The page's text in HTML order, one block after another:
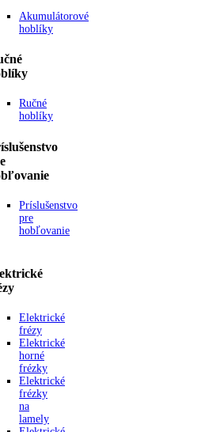
Akumulátorové
hoblíky
Ručné
hoblíky
Príslušenstvo
pre
hobľovanie
Elektrické
frézy
Elektrické
horné
frézky
Elektrické
frézky
na
lamely